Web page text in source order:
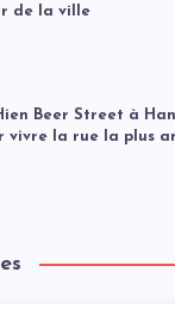
de la ville
Beer Street à
vivre la rue la plus